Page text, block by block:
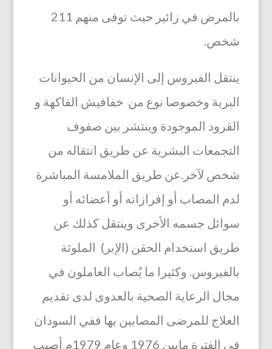
بالمرض في زائير حيث توفى منهم 211
شخص.
ينتقل الفيروس إلى الإنسان من الحيوانات
البرية وخصوصا نوع من خفافيش الفاكهة و
القرود الموجودة وينتشر بين صفوف
التجمعات البشرية عن طريق انتقاله من
شخص لآخر.عن طريق الملامسة المباشرة
لدم المصاب أو إفرازاته أو أعضائه أو
سوائل جسمه الأخرى وينتقل كذلك عن
طريق استخدام الحقن (الإبر) الملوثة
بالفيروس. وكثيرا ما يُصاب العاملون في
مجال الرعاية الصحية بالعدوى لدى تقديم
العلاج للمرضى المصابين بها ففي السودان
في الفترة مابين 1976 وعام 1979م أصيب